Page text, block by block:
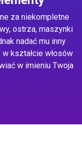
za niekompletne
ostrza, maszynki
nadać mu inny
kształcie włosów
w imieniu Twoja